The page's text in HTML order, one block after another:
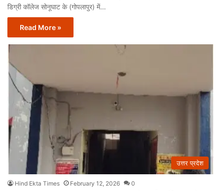
डिग्री कॉलेज सोनूघाट के (गोपलापुर) में…
Read More »
उत्तर प्रदेश
Hind Ekta Times February 12, 2026 0